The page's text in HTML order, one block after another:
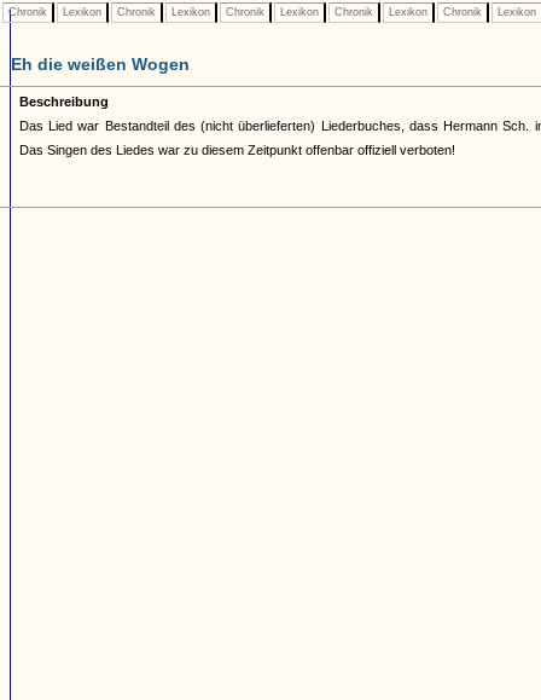
Chronik Lexikon Chronik Lexikon Chronik Lexikon Chronik Lexikon Chronik Lexikon
Eh die weißen Wogen
Beschreibung
Das Lied war Bestandteil des (nicht überlieferten) Liederbuches, dass Hermann Sch.
Das Singen des Liedes war zu diesem Zeitpunkt offenbar offiziell verboten!